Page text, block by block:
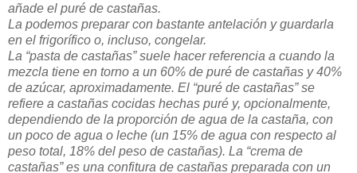
añade el puré de castañas.
La podemos preparar con bastante antelación y guardarla
en el frigorífico o, incluso, congelar.
La “pasta de castañas” suele hacer referencia a cuando la
mezcla tiene en torno a un 60% de puré de castañas y 40%
de azúcar, aproximadamente. El “puré de castañas” se
refiere a castañas cocidas hechas puré y, opcionalmente,
dependiendo de la proporción de agua de la castaña, con
un poco de agua o leche (un 15% de agua con respecto al
peso total, 18% del peso de castañas). La “crema de
castañas” es una confitura de castañas preparada con un